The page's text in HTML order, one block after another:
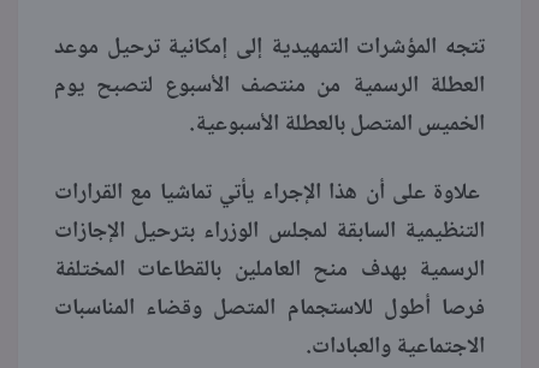
تتجه المؤشرات التمهيدية إلى إمكانية ترحيل موعد
العطلة الرسمية من منتصف الأسبوع لتصبح يوم
الخميس المتصل بالعطلة الأسبوعية.
علاوة على أن هذا الإجراء يأتي تماشيا مع القرارات
التنظيمية السابقة لمجلس الوزراء بترحيل الإجازات
الرسمية بهدف منح العاملين بالقطاعات المختلفة
فرصا أطول للاستجمام المتصل وقضاء المناسبات
الاجتماعية والعبادات.